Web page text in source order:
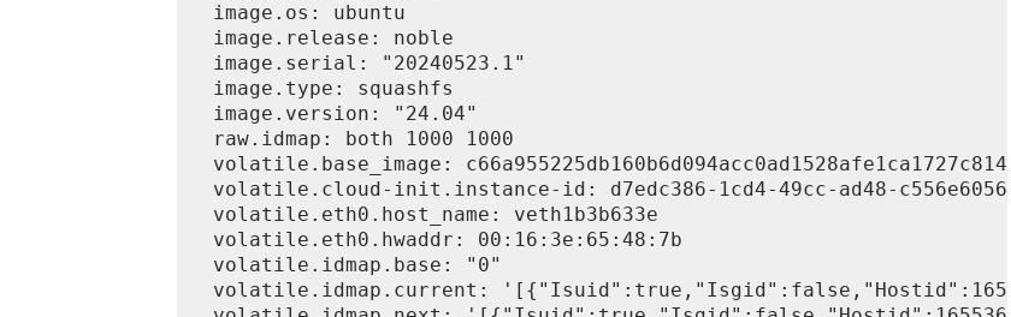
  image.os: ubuntu
  image.release: noble
  image.serial: "20240523.1"
  image.type: squashfs
  image.version: "24.04"
  raw.idmap: both 1000 1000
volatile.base_image:
volatile.cloud-init.instance-id: d7edc386-1cd4-49cc-ad48-
  volatile.eth0.host_name: veth1b3b633e
  volatile.eth0.hwaddr: 00:16:3e:65:48:7b
  volatile.idmap.base: "0"
volatile.idmap.current: